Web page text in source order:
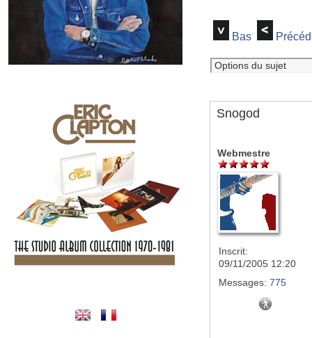
Bas
Snogod
Webmestre
Inscrit:
09/11/2005 12:20
Messages: 775